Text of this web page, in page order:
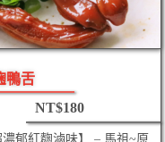
鴨舌
NT$180
濃郁紅麴滷味】 – 馬祖~原